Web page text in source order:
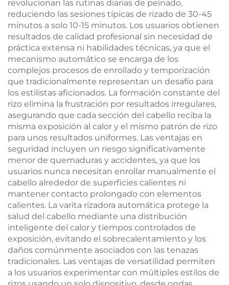
revolucionan las rutinas diarias de peinado,
reduciendo las sesiones típicas de rizado de 30-45
minutos a solo 10-15 minutos. Los usuarios obtienen
resultados de calidad profesional sin necesidad de
práctica extensa ni habilidades técnicas, ya que el
mecanismo automático se encarga de los
complejos procesos de enrollado y temporización
que tradicionalmente representan un desafío para
los estilistas aficionados. La formación constante del
rizo elimina la frustración por resultados irregulares,
asegurando que cada sección del cabello reciba la
misma exposición al calor y el mismo patrón de rizo
para unos resultados uniformes. Las ventajas en
seguridad incluyen un riesgo significativamente
menor de quemaduras y accidentes, ya que los
usuarios nunca necesitan enrollar manualmente el
cabello alrededor de superficies calientes ni
mantener contacto prolongado con elementos
calientes. La varita rizadora automática protege la
salud del cabello mediante una distribución
inteligente del calor y tiempos controlados de
exposición, evitando el sobrecalentamiento y los
daños comúnmente asociados con las tenazas
tradicionales. Las ventajas de versatilidad permiten
a los usuarios experimentar con múltiples estilos de